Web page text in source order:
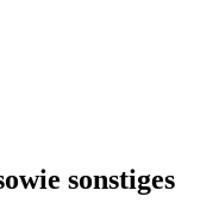
sonstiges